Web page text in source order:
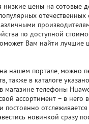
цены на сотовые
отечественных
по доступной
Вам найти лучшие
нашем портале, можно
также в каталоге
магазине телефоны
ассортимент – в него
новинкой сразу